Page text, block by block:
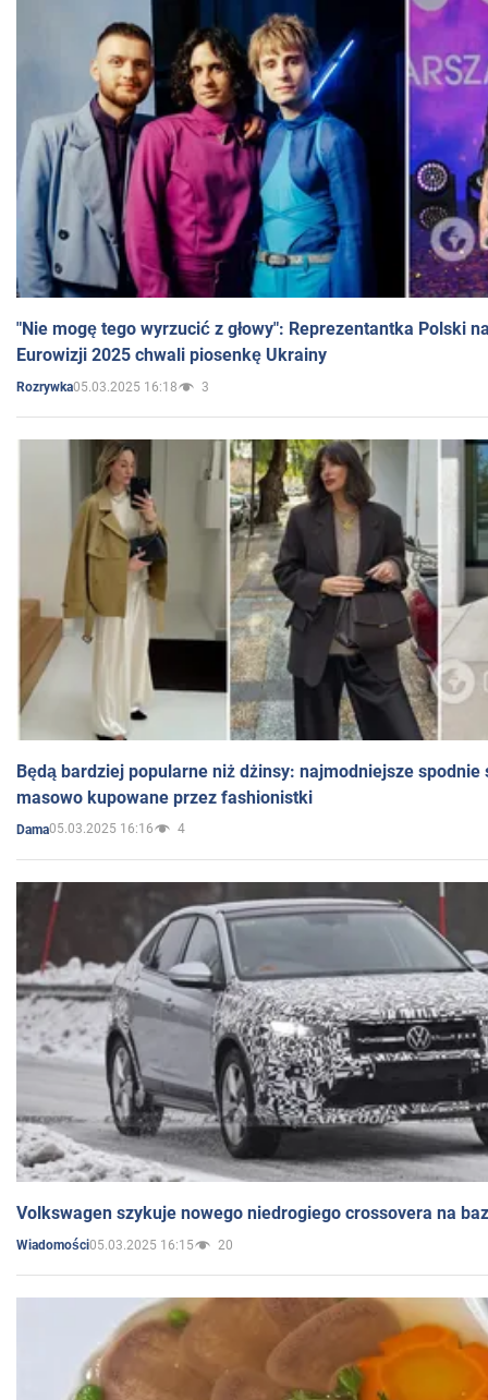
"Nie mogę tego wyrzucić z głowy": Reprezentantka Polski
Eurowizji 2025 chwali piosenkę Ukrainy
Rozrywka05.03.2025 16:18 3
Będą bardziej popularne niż dżinsy: najmodniejsze spodnie
masowo kupowane przez fashionistki
Dama05.03.2025 16:16 4
Volkswagen szykuje nowego niedrogiego crossovera na
Wiadomości05.03.2025 16:15 20